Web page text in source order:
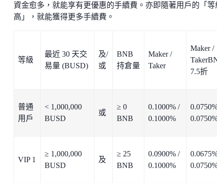
資金愈多，就能享有更優惠的手續費。亦即隨著用戶的「等
高」，就能獲得更多手續費。
等級
最近 30 天交
易量 (BUSD)
及/
或
BNB
持倉量
Maker /
Taker
Maker /
7.5折
普通
用戶
< 1,000,000
BUSD
或
≥ 0
BNB
0.1000% /
0.1000%
VIP 1
≥ 1,000,000
BUSD
及
≥ 25
BNB
0.0900% /
0.1000%